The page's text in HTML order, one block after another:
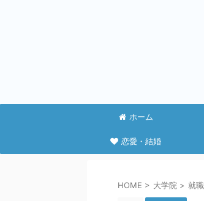
ホーム
恋愛・結婚
HOME > 大学院 > 就